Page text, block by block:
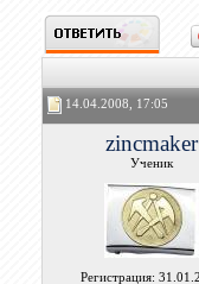
14.04.2008, 17:05
zincmaker
Ученик
Регистрация: